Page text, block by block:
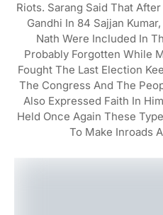
Riots. Sarang Said That
Gandhi In 84 Sajjan
Nath Were Included In
Probably Forgotten While
Fought The Last Election
The Congress And The
Also Expressed Faith In
Held Once Again These
To Make Inroads